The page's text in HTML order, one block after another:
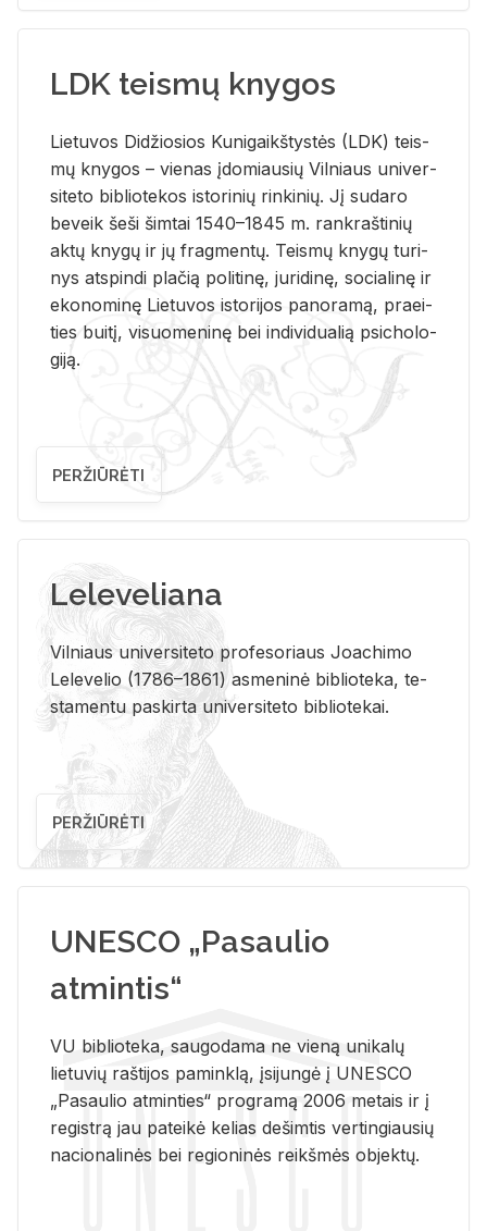
LDK teismų knygos
Lie­tu­vos Di­džio­sios Ku­ni­gaikš­tys­tės (LDK) teis­
mų kny­gos – vie­nas įdo­miau­sių Vil­niaus uni­ver­
si­te­to bi­b­lio­te­kos is­to­ri­nių rin­ki­nių. Jį su­da­ro
be­veik šeši šim­tai 1540–1845 m. rank­raš­ti­nių
aktų kny­gų ir jų frag­men­tų. Teis­mų kny­gų tu­ri­
nys at­spin­di pla­čią po­li­ti­nę, ju­ri­di­nę, so­cia­li­nę ir
eko­no­mi­nę Lie­tu­vos is­to­ri­jos pa­no­ra­mą, pra­ei­
ties bui­tį, vi­suo­me­ni­nę bei in­di­vi­dua­lią psi­cho­lo­
gi­ją.
PERŽIŪRĖTI
Leleveliana
Vil­niaus uni­ver­si­te­to pro­fe­so­riaus Jo­a­chi­mo
Le­le­ve­lio (1786–1861) as­me­ni­nė bi­b­lio­te­ka, te­
sta­men­tu pa­skir­ta uni­ver­si­te­to bi­b­lio­te­kai.
PERŽIŪRĖTI
UNESCO „Pasaulio
atmintis“
VU biblioteka, saugodama ne vieną unikalų
lietuvių raštijos paminklą, įsijungė į UNESCO
„Pasaulio atminties“ programą 2006 metais ir į
registrą jau pateikė kelias dešimtis vertingiausių
nacionalinės bei regioninės reikšmės objektų.